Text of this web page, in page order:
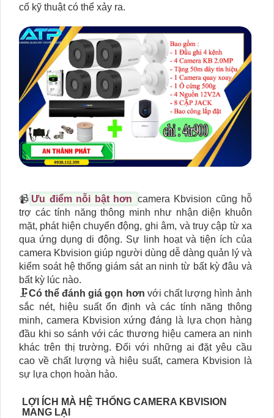
cố kỹ thuật có thể xảy ra.
📹 Ưu điểm nỗi bật hơn camera Kbvision cũng hỗ
trợ các tính năng thông minh như nhận diện khuôn
mặt, phát hiện chuyển động, ghi âm, và truy cập từ xa
qua ứng dụng di động. Sự linh hoạt và tiện ích của
camera Kbvision giúp người dùng dễ dàng quản lý và
kiểm soát hệ thống giám sát an ninh từ bất kỳ đâu và
bất kỳ lúc nào.
🗜️Có thể đánh giá gọn hơn với chất lượng hình ảnh
sắc nét, hiệu suất ổn định và các tính năng thông
minh, camera Kbvision xứng đáng là lựa chọn hàng
đầu khi so sánh với các thương hiệu camera an ninh
khác trên thị trường. Đối với những ai đặt yêu cầu
cao về chất lượng và hiệu suất, camera Kbvision là
sự lựa chọn hoàn hảo.
LỢI ÍCH MÀ HỆ THỐNG CAMERA KBVISION
MANG LẠI